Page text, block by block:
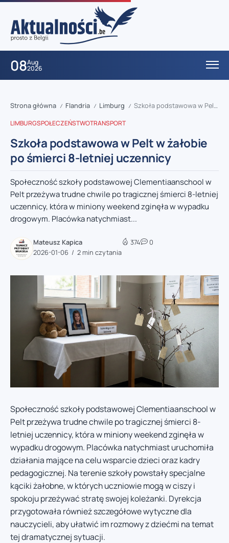
08Aug
2026
Strona główna / Flandria / Limburg / Szkoła podstawowa w Pelt w żałobie po śmierci 8-letniej uczennicy
LIMBURGSPOŁECZEŃSTWOTRANSPORT
Szkoła podstawowa w Pelt w żałobie
po śmierci 8-letniej uczennicy
Społeczność szkoły podstawowej Clementiaanschool w
Pelt przeżywa trudne chwile po tragicznej śmierci 8-letniej
uczennicy, która w miniony weekend zginęła w wypadku
drogowym. Placówka natychmiast...
Mateusz Kapica
2026-01-06
2 min czytania
374 0
Społeczność szkoły podstawowej Clementiaanschool w
Pelt przeżywa trudne chwile po tragicznej śmierci 8-
letniej uczennicy, która w miniony weekend zginęła w
wypadku drogowym. Placówka natychmiast uruchomiła
działania mające na celu wsparcie dzieci oraz kadry
pedagogicznej. Na terenie szkoły powstały specjalne
kąciki żałobne, w których uczniowie mogą w ciszy i
spokoju przeżywać stratę swojej koleżanki. Dyrekcja
przygotowała również szczegółowe wytyczne dla
nauczycieli, aby ułatwić im rozmowy z dziećmi na temat
tej dramatycznej sytuacji.